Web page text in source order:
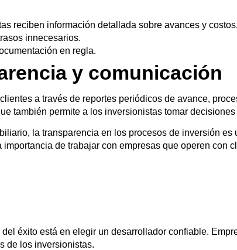
reciben información detallada sobre avances y costos.
innecesarios.
en regla.
y comunicación
a través de reportes periódicos de avance,
también permite a los inversionistas tomar decisiones
la transparencia en los procesos de inversión es
importancia de trabajar con empresas que operen con
éxito está en elegir un desarrollador confiable.
de los inversionistas.